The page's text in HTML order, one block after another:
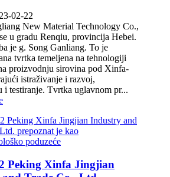
02-22
New Material Technology Co.,
u gradu Renqiu, provincija Hebei.
je g. Song Ganliang. To je
tvrtka temeljena na tehnologiji
proizvodnju sirovina pod Xinfa-
istraživanje i razvoj,
i testiranje. Tvrtka uglavnom pr...
Peking Xinfa Jingjian